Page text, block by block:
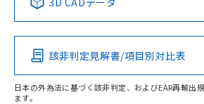
Pb Hg Cd
O
この製品の規格認
その他の認証はこちらのページ
該非判定見解書/項目別対比表
日本の外為法に基づく該非判定、およびEAR再輸出
ます。